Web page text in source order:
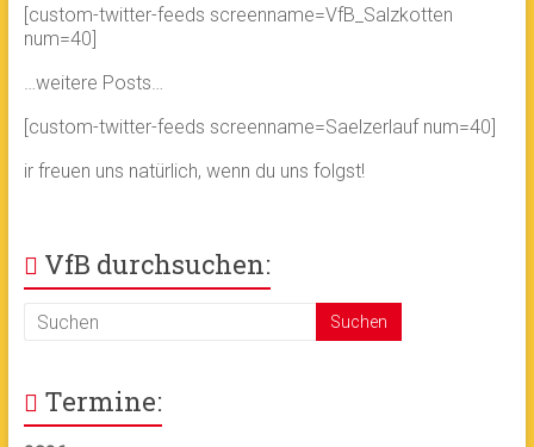
[custom-twitter-feeds screenname=VfB_Salzkotten
num=40]
…weitere Posts…
[custom-twitter-feeds screenname=Saelzerlauf num=40]
ir freuen uns natürlich, wenn du uns folgst!
VfB durchsuchen:
Termine: